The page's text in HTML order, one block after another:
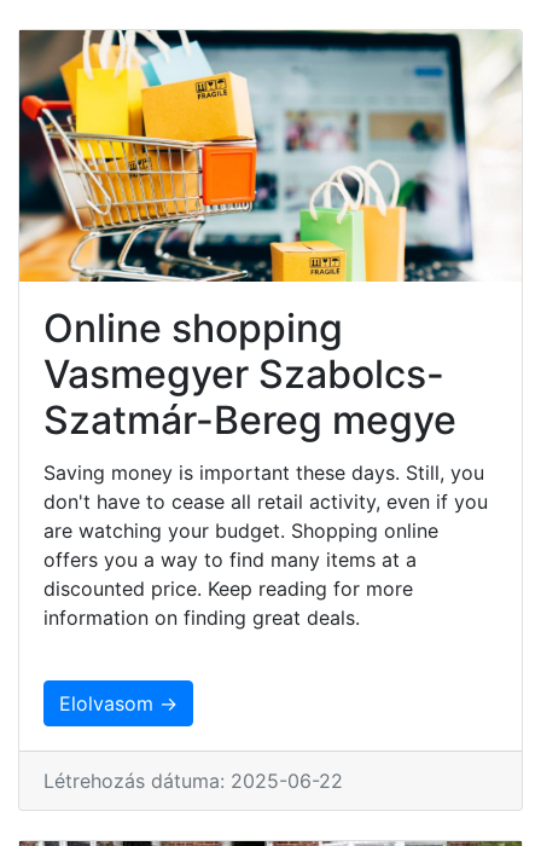
Online shopping
Vasmegyer Szabolcs-
Szatmár-Bereg megye
Saving money is important these days. Still, you
don't have to cease all retail activity, even if you
are watching your budget. Shopping online
offers you a way to find many items at a
discounted price. Keep reading for more
information on finding great deals.
Elolvasom →
Létrehozás dátuma: 2025-06-22